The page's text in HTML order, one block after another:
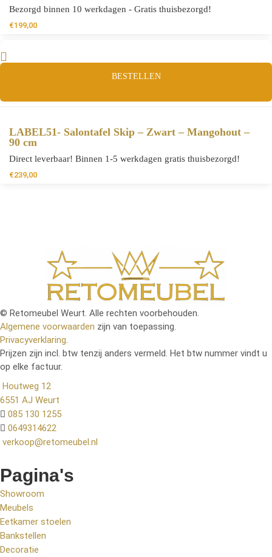
Bezorgd binnen 10 werkdagen - Gratis thuisbezorgd!
€199,00
BESTELLEN
LABEL51- Salontafel Skip – Zwart – Mangohout –
90 cm
Direct leverbaar! Binnen 1-5 werkdagen gratis thuisbezorgd!
€239,00
© Retomeubel Weurt. Alle rechten voorbehouden.
Algemene voorwaarden zijn van toepassing.
Privacyverklaring
Prijzen zijn incl. btw tenzij anders vermeld. Het btw nummer vindt u
op elke factuur.
Houtweg 12
6551 AJ Weurt
085 130 1255
0649314622
verkoop@retomeubel.nl
Pagina's
Showroom
Meubels
Eetkamer stoelen
Bankstellen
Decoratie